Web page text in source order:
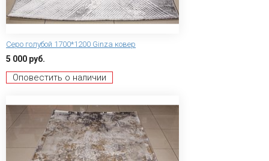
Серо голубой 1700*1200 Ginza ковер
5 000 руб.
Оповестить о наличии